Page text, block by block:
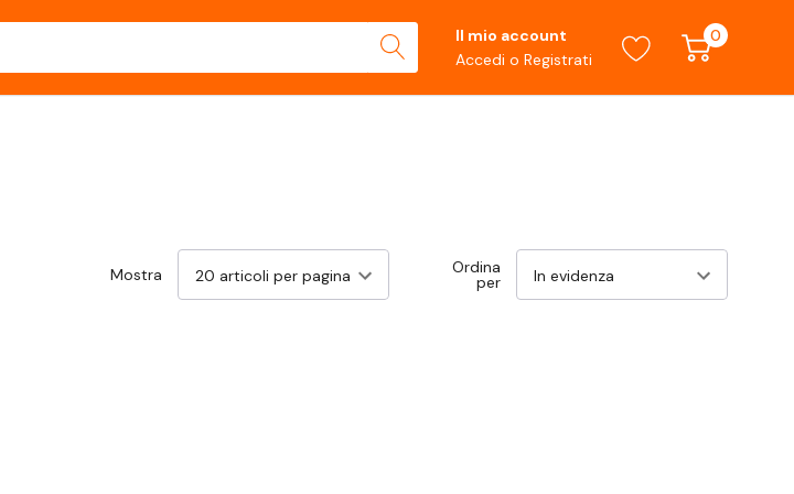
Il mio account
Accedi o Registrati
0
Mostra Ordina
per